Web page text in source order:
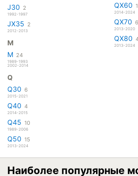
J30 2
1992-1997
JX35 2
2012-2013
M
M 24
1989-1993
2002-2014
Q
Q30 6
2015-2021
Q40 4
2014-2015
Q45 10
1989-2006
Q50 15
2013-2024
QX60
2014-2024
QX70 6
2013-2020
QX80
2013-2024
Наиболее популярные